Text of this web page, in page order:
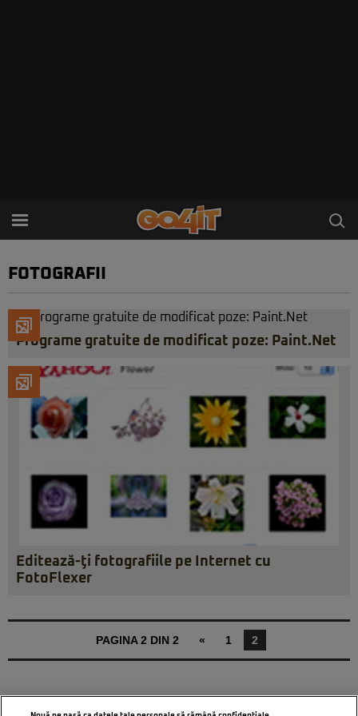
FOTOGRAFII
Programe gratuite de modificat poze: Paint.Net
Editează-ţi fotografiile pe Internet cu
FotoFlexer
PAGINA 2 DIN 2 « 1 2